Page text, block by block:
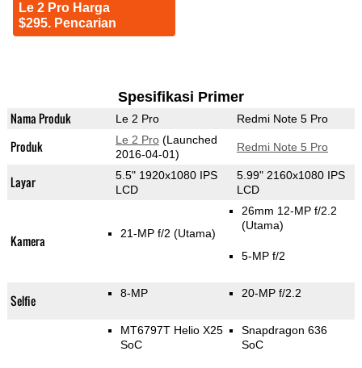
Le 2 Pro Harga
$295. Pencarian
Spesifikasi Primer
Nama Produk Le 2 Pro Redmi Note 5 Pro
Produk Le 2 Pro(Launched
2016-04-01)
Redmi Note 5 Pro
Layar
5.5" 1920x1080 IPS
LCD
5.99" 2160x1080 IPS
LCD
Kamera 21-MP f/2 (Utama)
26mm 12-MP f/2.2
(Utama)
5-MP f/2
Selfie 8-MP 20-MP f/2.2
MT6797T Helio X25
SoC
Snapdragon 636
SoC